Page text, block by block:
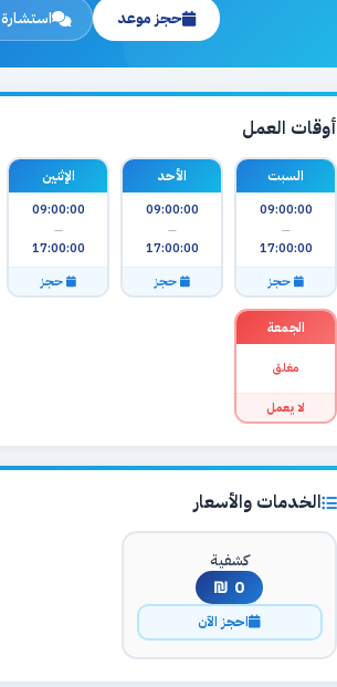
حجز موعد استشارة
أوقات العمل
السبت
09:00:00
—
17:00:00
حجز
الأحد
09:00:00
—
17:00:00
حجز
الإثنين
09:00:00
—
17:00:00
حجز
الجمعة
مغلق
لا يعمل
الخدمات والأسعار
كشفية
0 ₪
احجز الآن